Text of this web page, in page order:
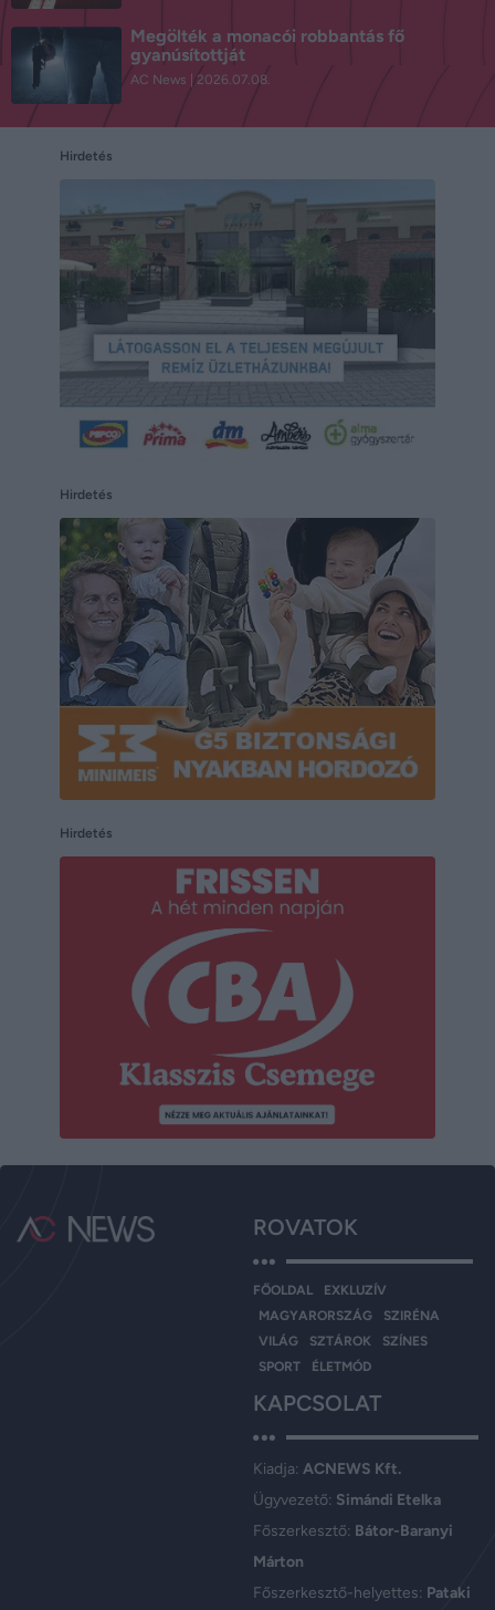
Megölték a monacói robbantás fő
gyanúsítottját
AC News 2026.07.08.
Hirdetés
Hirdetés
Hirdetés
ROVATOK
FŐOLDAL
EXKLUZÍV
MAGYARORSZÁG
SZIRÉNA
VILÁG
SZTÁROK
SZÍNES
SPORT
ÉLETMÓD
KAPCSOLAT
Kiadja: ACNEWS Kft.
Ügyvezető: Simándi Etelka
Főszerkesztő: Bátor-Baranyi
Márton
Főszerkesztő-helyettes: Pataki